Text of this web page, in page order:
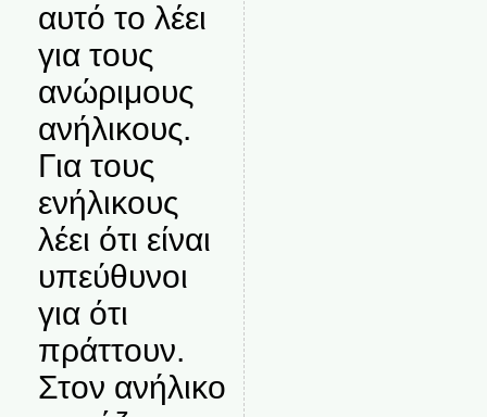
αυτό το λέει
για τους
ανώριμους
ανήλικους.
Για τους
ενήλικους
λέει ότι είναι
υπεύθυνοι
για ότι
πράττουν.
Στον ανήλικο